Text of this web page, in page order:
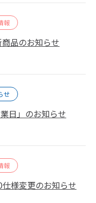
報
品のお知らせ
せ
日」のお知らせ
報
仕様変更のお知らせ